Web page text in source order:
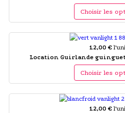
Choisir les
12,00 €
Location Guirlande
Choisir les
12,00 €